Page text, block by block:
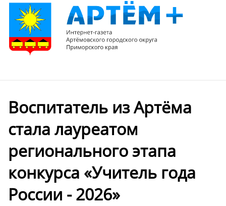
Воспитатель из Артёма
стала лауреатом
регионального этапа
конкурса «Учитель года
России - 2026»